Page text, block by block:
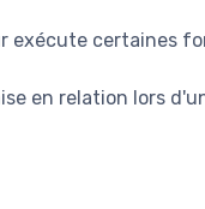
exécute certaines
en relation lors